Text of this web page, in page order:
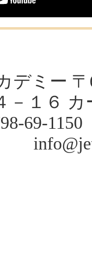
デミー
－１６
69-